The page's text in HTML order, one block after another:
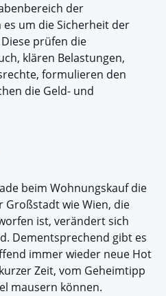
der
es um die Sicherheit der
prüfen die
klären Belastungen,
formulieren den
die Geld- und
beim Wohnungskauf die
Großstadt wie Wien, die
ist, verändert sich
Dementsprechend gibt es
immer wieder neue Hot
Zeit, vom Geheimtipp
mausern können.